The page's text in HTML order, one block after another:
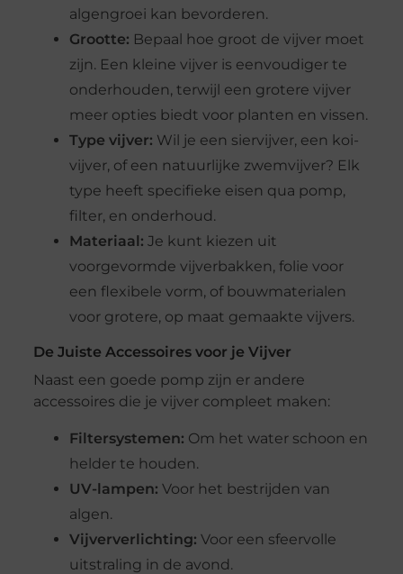
algengroei kan bevorderen.
Grootte: Bepaal hoe groot de vijver moet
zijn. Een kleine vijver is eenvoudiger te
onderhouden, terwijl een grotere vijver
meer opties biedt voor planten en vissen.
Type vijver: Wil je een siervijver, een koi-
vijver, of een natuurlijke zwemvijver? Elk
type heeft specifieke eisen qua pomp,
filter, en onderhoud.
Materiaal: Je kunt kiezen uit
voorgevormde vijverbakken, folie voor
een flexibele vorm, of bouwmaterialen
voor grotere, op maat gemaakte vijvers.
De Juiste Accessoires voor je Vijver
Naast een goede pomp zijn er andere
accessoires die je vijver compleet maken:
Filtersystemen: Om het water schoon en
helder te houden.
UV-lampen: Voor het bestrijden van
algen.
Vijververlichting: Voor een sfeervolle
uitstraling in de avond.